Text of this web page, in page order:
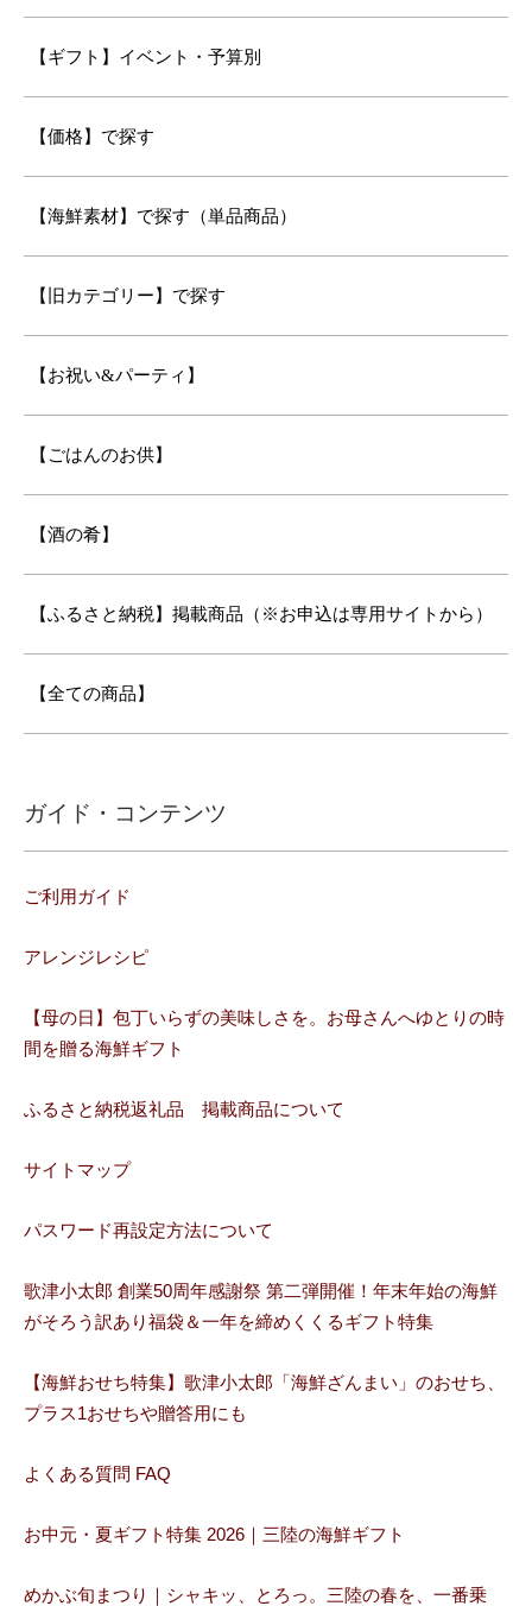
【ギフト】イベント・予算別
【価格】で探す
【海鮮素材】で探す（単品商品）
【旧カテゴリー】で探す
【お祝い&パーティ】
【ごはんのお供】
【酒の肴】
【ふるさと納税】掲載商品（※お申込は専用サイトから）
【全ての商品】
ガイド・コンテンツ
ご利用ガイド
アレンジレシピ
【母の日】包丁いらずの美味しさを。お母さんへゆとりの時
間を贈る海鮮ギフト
ふるさと納税返礼品 掲載商品について
サイトマップ
パスワード再設定方法について
歌津小太郎 創業50周年感謝祭 第二弾開催！年末年始の海鮮
がそろう訳あり福袋＆一年を締めくくるギフト特集
【海鮮おせち特集】歌津小太郎「海鮮ざんまい」のおせち、
プラス1おせちや贈答用にも
よくある質問 FAQ
お中元・夏ギフト特集 2026｜三陸の海鮮ギフト
めかぶ旬まつり｜シャキッ、とろっ。三陸の春を、一番乗